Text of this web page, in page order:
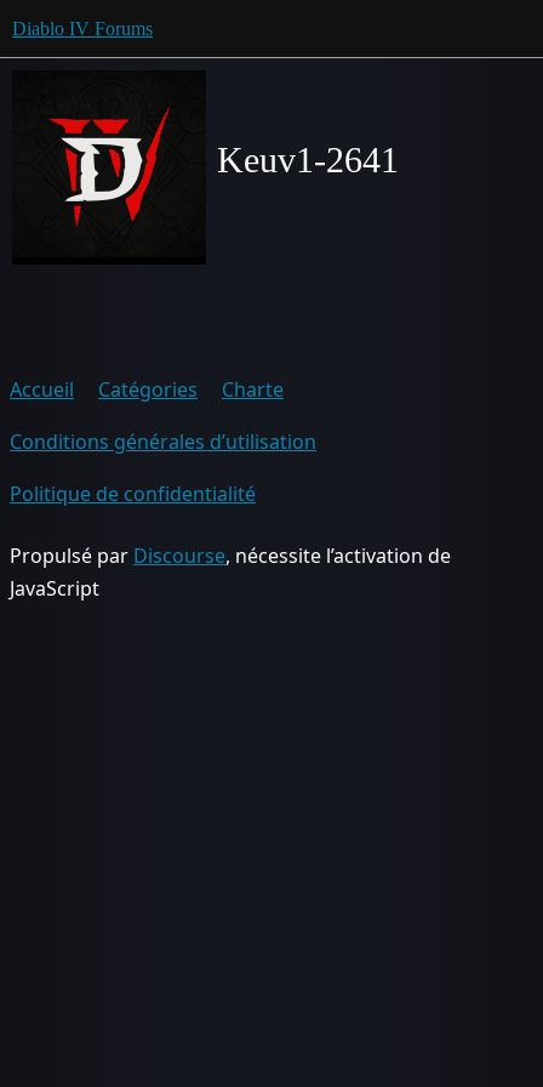
Diablo IV Forums
Keuv1-2641
Accueil Catégories
Charte
Conditions générales d’utilisation
Politique de confidentialité
Propulsé par Discourse, nécessite l’activation de
JavaScript